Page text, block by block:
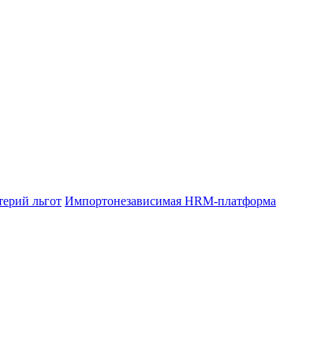
льгот Импортонезависимая HRM-платформа